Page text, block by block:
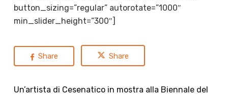
button_sizing=”regular” autorotate=”1000″
min_slider_height=”300″]
Share Share
Un’artista di Cesenatico in mostra alla Biennale del